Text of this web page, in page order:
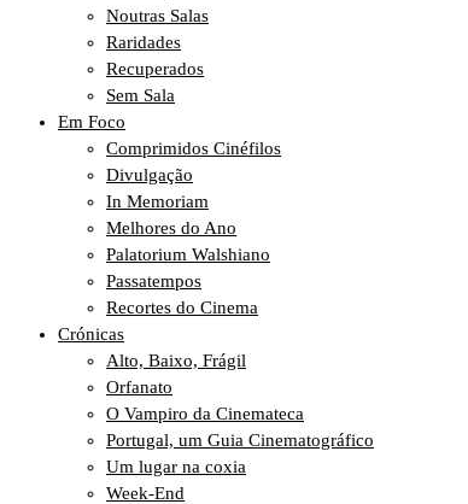
Noutras Salas
Raridades
Recuperados
Sem Sala
Em Foco
Comprimidos Cinéfilos
Divulgação
In Memoriam
Melhores do Ano
Palatorium Walshiano
Passatempos
Recortes do Cinema
Crónicas
Alto, Baixo, Frágil
Orfanato
O Vampiro da Cinemateca
Portugal, um Guia Cinematográfico
Um lugar na coxia
Week-End